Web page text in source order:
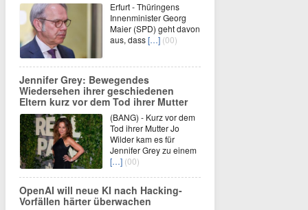
Erfurt - Thüringens
Innenminister Georg
Maier (SPD) geht davon
aus, dass[…] (00)
Jennifer Grey: Bewegendes
Wiedersehen ihrer geschiedenen
Eltern kurz vor dem Tod ihrer Mutter
(BANG) - Kurz vor dem
Tod ihrer Mutter Jo
Wilder kam es für
Jennifer Grey zu einem
[…] (00)
OpenAI will neue KI nach Hacking-
Vorfällen härter überwachen